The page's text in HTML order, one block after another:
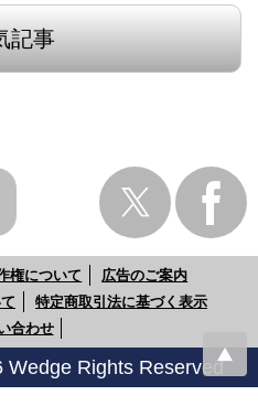
記事
権について
広告のご案内
特定商取引法に基づく表示
合わせ
Rights Reserved